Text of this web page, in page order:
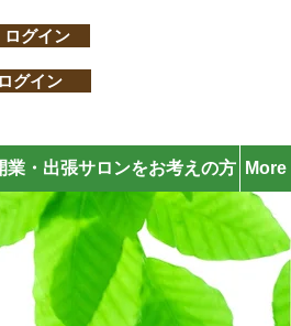
グイン
グイン
業・出張サロンをお考えの方 More